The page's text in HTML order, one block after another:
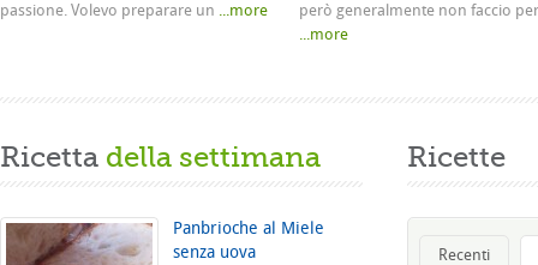
passione. Volevo preparare un ...more
però generalmente non faccio
...more
Ricetta della settimana
Panbrioche al Miele
senza uova
Ricette
Recenti